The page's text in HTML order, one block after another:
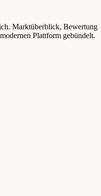
Marktüberblick, Bewertung
Plattform gebündelt.